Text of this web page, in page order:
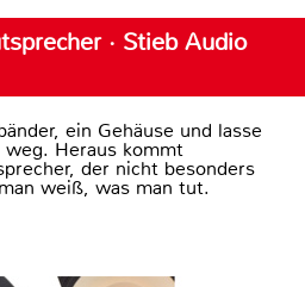
· Stieb Audio
ein Gehäuse und lasse
Heraus kommt
der nicht besonders
weiß, was man tut.